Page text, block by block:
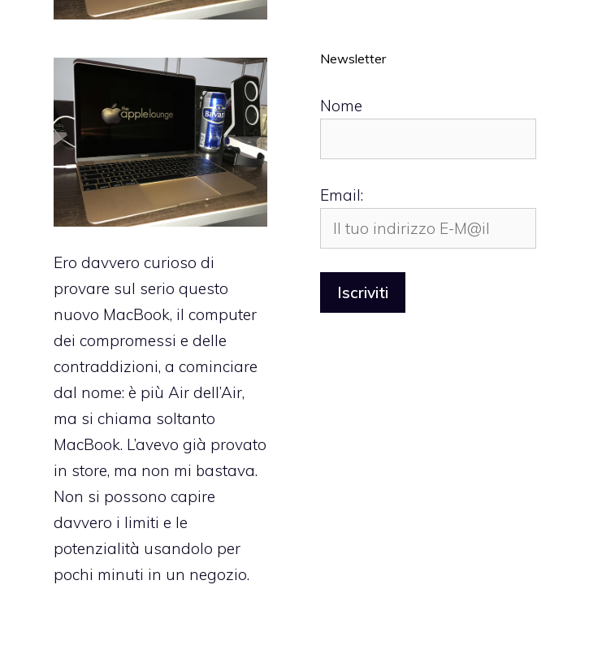
Ero davvero curioso di
provare sul serio questo
nuovo MacBook, il computer
dei compromessi e delle
contraddizioni, a cominciare
dal nome: è più Air dell’Air,
ma si chiama soltanto
MacBook. L’avevo già provato
in store, ma non mi bastava.
Non si possono capire
davvero i limiti e le
potenzialità usandolo per
pochi minuti in un negozio.
Newsletter
Nome
Email: